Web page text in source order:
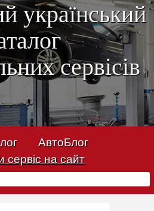
український
сервісів
АвтоБлог
сервіс на сайт